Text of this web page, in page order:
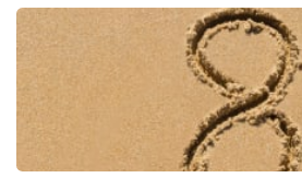
Mámy sobě
Sledujte nás